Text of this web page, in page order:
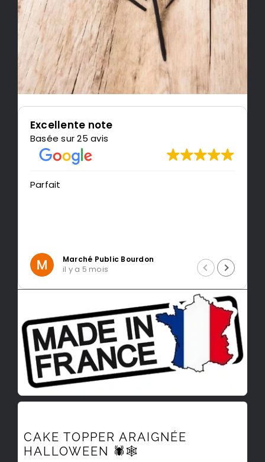
Excellente note
Basée sur 25 avis
Parfait
Marché Public Bourdon
il y a 5 mois
CAKE TOPPER ARAIGNÉE
HALLOWEEN 🕷️🕸️